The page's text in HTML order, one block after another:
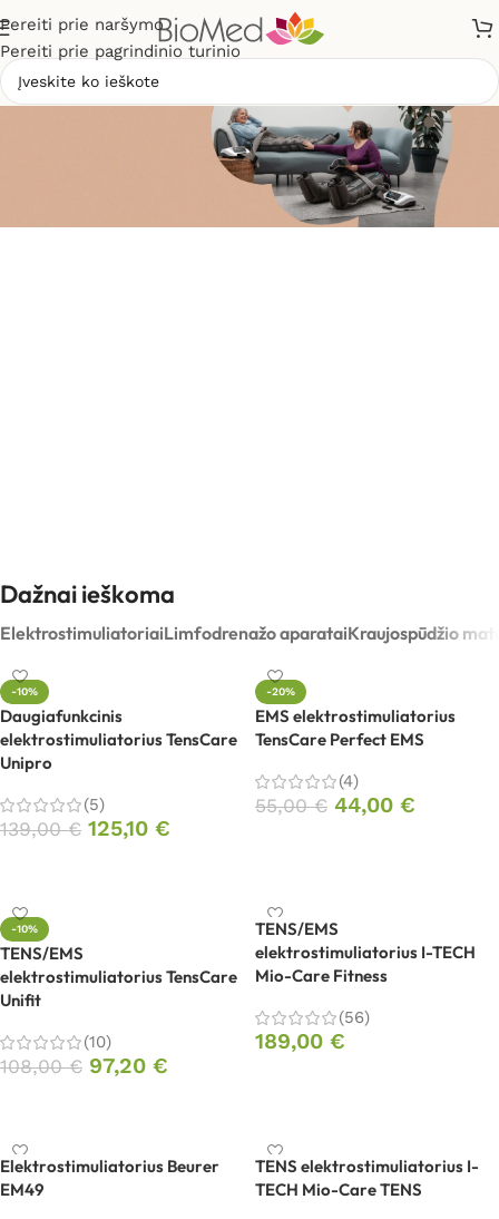
Pereiti prie naršymo
Pereiti prie pagrindinio turinio
limfodrenažinio masažo
teikiamus privalumus
Dažnai ieškoma
ElektrostimuliatoriaiLimfodrenažo aparataiKraujospūdžio
-10%
Daugiafunkcinis
elektrostimuliatorius TensCare
Unipro
(5)
139,00€ 125,10 €
-20%
EMS elektrostimuliatorius
TensCare Perfect EMS
(4)
55,00€ 44,00 €
-10%
TENS/EMS
elektrostimuliatorius TensCare
Unifit
(10)
108,00€ 97,20 €
TENS/EMS
elektrostimuliatorius I-TECH
Mio-Care Fitness
(56)
189,00 €
Elektrostimuliatorius Beurer
EM49
TENS elektrostimuliatorius I-
TECH Mio-Care TENS